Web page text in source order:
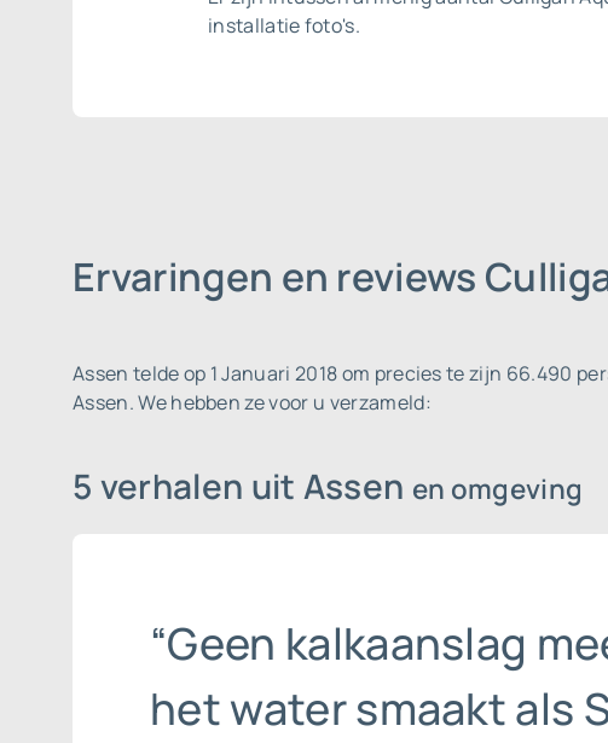
installatie foto's.
Ervaringen en reviews
Assen telde op 1 Januari 2018 om precies te zijn 66.490
Assen. We hebben ze voor u verzameld:
5 verhalen uit Assen en omgeving
“Geen kalkaanslag
het water smaakt als